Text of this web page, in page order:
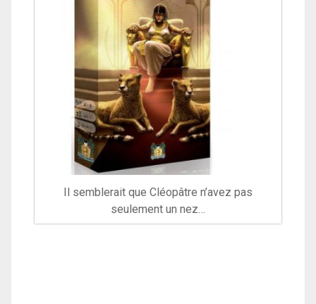
Il semblerait que Cléopâtre n’avez pas
seulement un nez…